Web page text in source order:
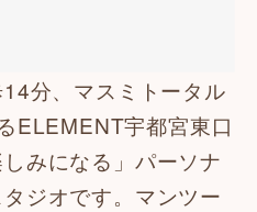
分、マスミトータル
ELEMENT宇都宮東口
みになる」パーソナ
ジオです。マンツー